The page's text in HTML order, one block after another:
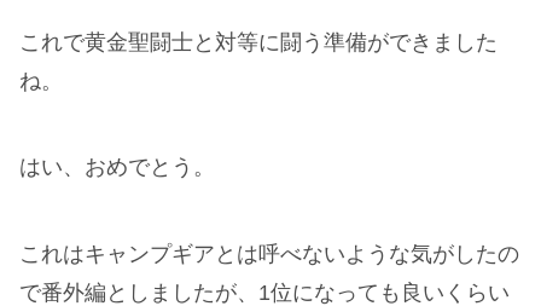
これで黄金聖闘士と対等に闘う準備ができました
ね。
はい、おめでとう。
これはキャンプギアとは呼べないような気がしたの
で番外編としましたが、1位になっても良いくらい